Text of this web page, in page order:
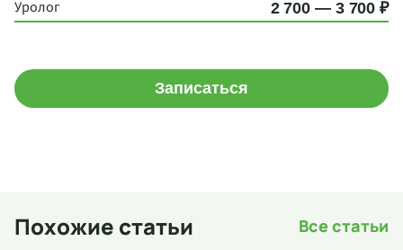
Уролог 2 700 — 3 700 ₽
Записаться
Похожие статьи Все статьи